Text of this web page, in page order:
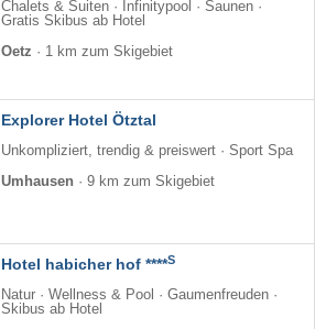
Chalets & Suiten · Infinitypool · Saunen ·
Gratis Skibus ab Hotel
Oetz · 1 km zum Skigebiet
Explorer Hotel Ötztal
Unkompliziert, trendig & preiswert · Sport Spa
Umhausen · 9 km zum Skigebiet
Hotel habicher hof ****S
Natur · Wellness & Pool · Gaumenfreuden ·
Skibus ab Hotel